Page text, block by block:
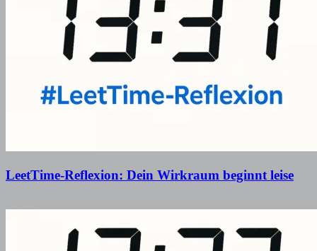
LeetTime-Reflexion: Dein Wirkraum beginnt leise